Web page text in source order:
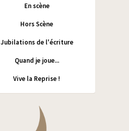
En scène
Hors Scène
Jubilations de l'écriture
Quand je joue...
Vive la Reprise !